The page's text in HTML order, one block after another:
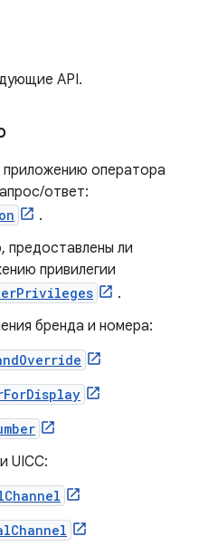
API.
оператора
ответ:
.
предоставлены ли
привилегии
.
бренда и номера:
UICC: